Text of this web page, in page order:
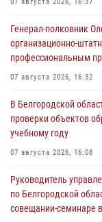
Генерал-полковник
организационно-
профессиональным
07 августа 2026, 16:32
В Белгородской
проверки объектов
учебному году
07 августа 2026, 16:08
Руководитель
по Белгородской
совещании-семинаре